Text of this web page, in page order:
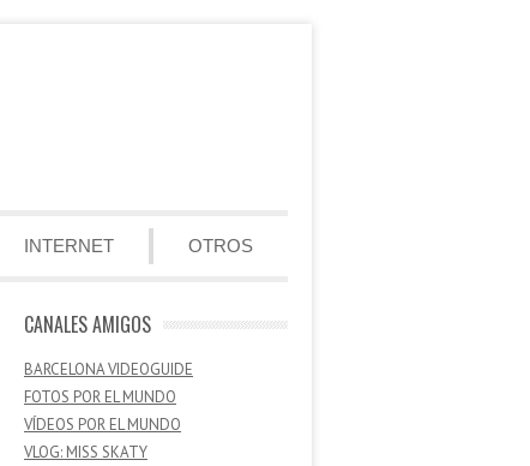
INTERNET OTROS
CANALES AMIGOS
BARCELONA VIDEOGUIDE
FOTOS POR EL MUNDO
VÍDEOS POR EL MUNDO
VLOG: MISS SKATY